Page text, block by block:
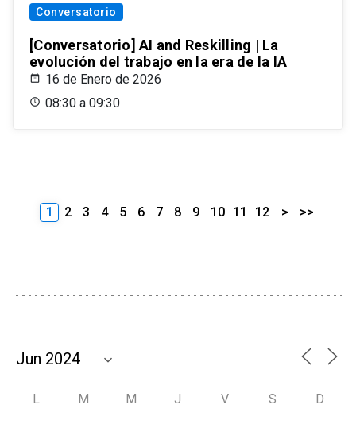
Conversatorio
[Conversatorio] AI and Reskilling | La
evolución del trabajo en la era de la IA
16 de Enero de 2026
08:30 a 09:30
1 2 3 4 5 6 7 8 9 10 11 12 > >>
L M M J V S D